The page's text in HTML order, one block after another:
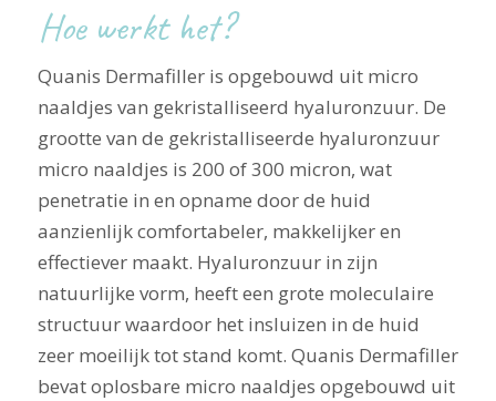
Hoe werkt het?
Quanis Dermafiller is opgebouwd uit micro
naaldjes van gekristalliseerd hyaluronzuur. De
grootte van de gekristalliseerde hyaluronzuur
micro naaldjes is 200 of 300 micron, wat
penetratie in en opname door de huid
aanzienlijk comfortabeler, makkelijker en
effectiever maakt. Hyaluronzuur in zijn
natuurlijke vorm, heeft een grote moleculaire
structuur waardoor het insluizen in de huid
zeer moeilijk tot stand komt. Quanis Dermafiller
bevat oplosbare micro naaldjes opgebouwd uit